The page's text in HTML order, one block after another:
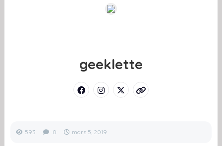
geeklette
593 0 mars 5, 2019